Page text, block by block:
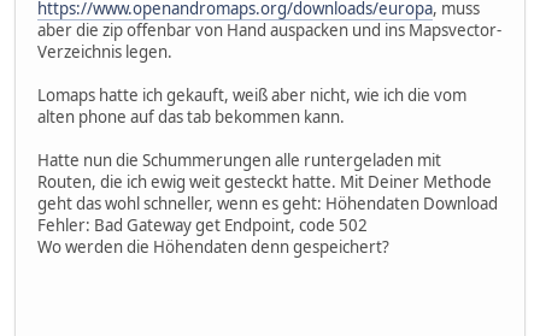
https://www.openandromaps.org/downloads/europa, muss
aber die zip offenbar von Hand auspacken und ins Mapsvector-
Verzeichnis legen.
Lomaps hatte ich gekauft, weiß aber nicht, wie ich die vom
alten phone auf das tab bekommen kann.
Hatte nun die Schummerungen alle runtergeladen mit
Routen, die ich ewig weit gesteckt hatte. Mit Deiner Methode
geht das wohl schneller, wenn es geht: Höhendaten Download
Fehler: Bad Gateway get Endpoint, code 502
Wo werden die Höhendaten denn gespeichert?